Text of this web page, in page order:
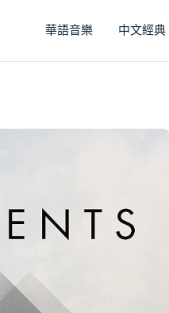
華語音樂 中文經典